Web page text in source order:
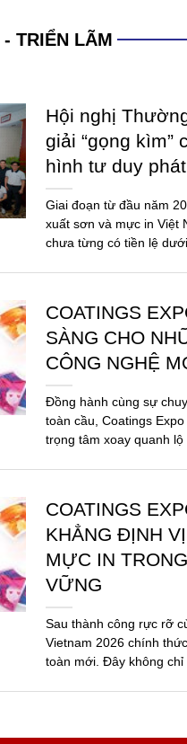
TRIỂN LÃM
Hội nghị
giải “gọng kìm”
hình tư duy
Giai đoạn từ đầu năm
xuất sơn và mực in Việt
chưa từng có tiền lệ
COATINGS
SÀNG CHO
CÔNG NGHỆ
Đồng hành cùng sự
toàn cầu, Coatings
trọng tâm xoay quanh
COATINGS
KHẲNG ĐỊNH
MỰC IN
VỮNG
Sau thành công rực rỡ
Vietnam 2026 chính
toàn mới. Đây không chỉ